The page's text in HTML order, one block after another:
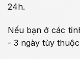
24h.
Nếu bạn ở các
- 3 ngày tùy